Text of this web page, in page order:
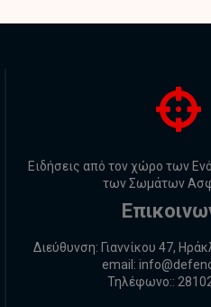
Ειδήσεις από τον χώρο των
των Σωμάτων
Διεύθυνση: Γιαννίκου 47,
email:
Τηλέφωνο::